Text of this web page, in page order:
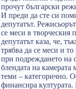
прочут български
И преди да сте си
депутатът.
се меси в творческия
депутатът каза, че,
трябва да се меси и
при подреждането на
блендата на
теми – категорично.
финансира